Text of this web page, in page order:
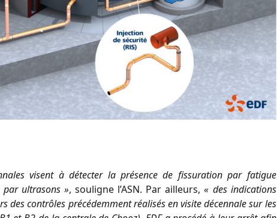
visent à détecter la présence de fissuration par fatigue
ultrasons », souligne l’ASN. Par ailleurs,« des indications
des contrôles précédemment réalisés en visite décennale sur les